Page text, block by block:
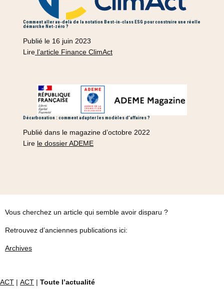
Comment aller au-delà de la notation Best-in-class ESG pour construire une réelle
démarche Net-zéro ?
Publié le 16 juin 2023
Lire l’article Finance ClimAct
Décarbonation : comment adapter les modèles d’affaires ?
Publié dans le magazine d’octobre 2022
Lire le dossier ADEME
Vous cherchez un article qui semble avoir disparu ?
Retrouvez d’anciennes publications ici:
Archives
ACT | ACT | Toute l’actualité